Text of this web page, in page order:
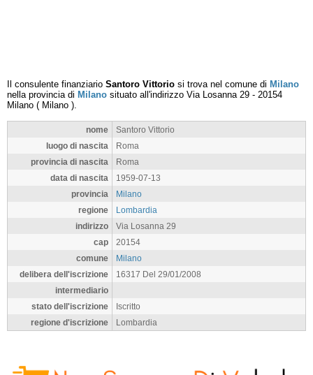
Il consulente finanziario Santoro Vittorio si trova nel comune di Milano
nella provincia di Milano situato all'indirizzo Via Losanna 29 - 20154
Milano ( Milano ).
nome
Santoro Vittorio
luogo di nascita
Roma
provincia di nascita
Roma
data di nascita
1959-07-13
provincia
Milano
regione
Lombardia
indirizzo
Via Losanna 29
cap
20154
comune
Milano
delibera dell'iscrizione
16317 Del 29/01/2008
intermediario
stato dell'iscrizione
Iscritto
regione d'iscrizione
Lombardia